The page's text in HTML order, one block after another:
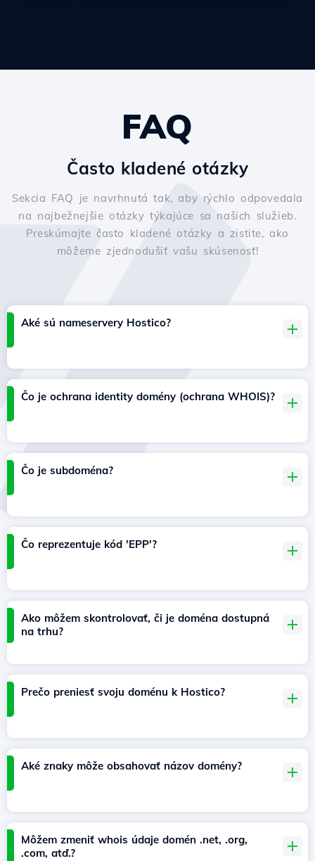
FAQ
Často kladené otázky
Sekcia FAQ je navrhnutá tak, aby rýchlo odpovedala
na najbežnejšie otázky týkajúce sa našich služieb.
Preskúmajte často kladené otázky a zistite, ako
môžeme zjednodušiť vašu skúsenosť!
Aké sú nameservery Hostico?
Čo je ochrana identity domény (ochrana WHOIS)?
Čo je subdoména?
Čo reprezentuje kód 'EPP'?
Ako môžem skontrolovať, či je doména dostupná
na trhu?
Prečo preniesť svoju doménu k Hostico?
Aké znaky môže obsahovať názov domény?
Môžem zmeniť whois údaje domén .net, .org,
.com, atď.?